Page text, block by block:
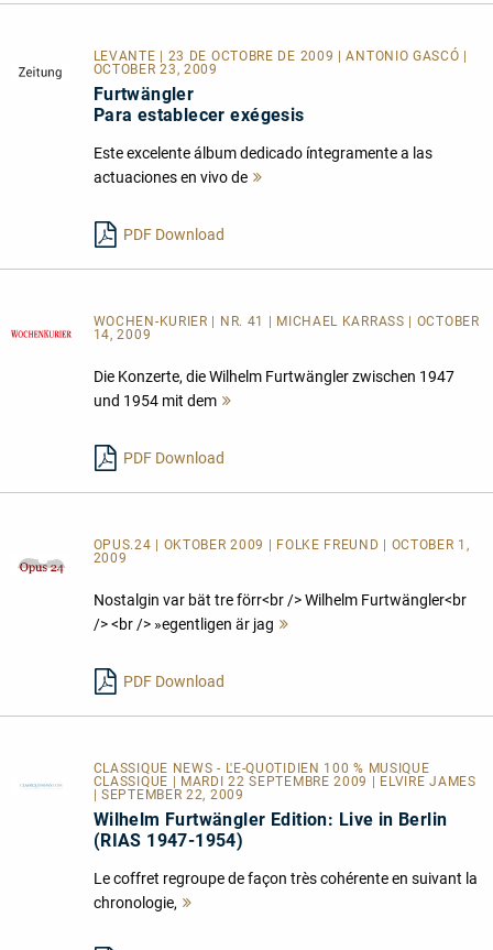
LEVANTE | 23 DE OCTOBRE DE 2009 | ANTONIO GASCÓ |
OCTOBER 23, 2009
Furtwängler
Para establecer exégesis
Este excelente álbum dedicado íntegramente a las
actuaciones en vivo de
PDF Download
WOCHEN-KURIER | NR. 41 | MICHAEL KARRASS | OCTOBER
14, 2009
Die Konzerte, die Wilhelm Furtwängler zwischen 1947
und 1954 mit dem
PDF Download
OPUS.24 | OKTOBER 2009 | FOLKE FREUND | OCTOBER 1,
2009
Nostalgin var bät tre förr<br /> Wilhelm Furtwängler<br
/> <br /> »egentligen är jag
PDF Download
CLASSIQUE NEWS - L'E-QUOTIDIEN 100 % MUSIQUE
CLASSIQUE | MARDI 22 SEPTEMBRE 2009 | ELVIRE JAMES
| SEPTEMBER 22, 2009
Wilhelm Furtwängler Edition: Live in Berlin
(RIAS 1947-1954)
Le coffret regroupe de façon très cohérente en suivant la
chronologie,